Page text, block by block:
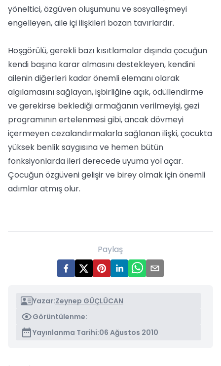
yöneltici, özgüven oluşumunu ve sosyalleşmeyi
engelleyen, aile içi ilişkileri bozan tavırlardır.
Hoşgörülü, gerekli bazı kısıtlamalar dışında çocuğun
kendi başına karar almasını destekleyen, kendini
ailenin diğerleri kadar önemli elemanı olarak
algılamasını sağlayan, işbirliğine açık, ödüllendirme
ve gerekirse beklediği armağanın verilmeyişi, gezi
programının ertelenmesi gibi, ancak dövmeyi
içermeyen cezalandırmalarla sağlanan ilişki, çocukta
yüksek benlik saygısına ve hemen bütün
fonksiyonlarda ileri derecede uyuma yol açar.
Çocuğun özgüveni gelişir ve birey olmak için önemli
adımlar atmış olur.
Paylaş
Yazar:Zeynep GÜÇLÜCAN
Görüntülenme:
Yayınlanma Tarihi:06 Ağustos 2010